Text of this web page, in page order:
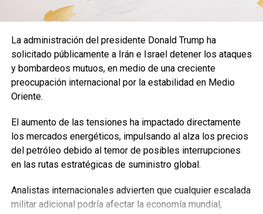
La mediana de edad de los pacientes incluidos en el
varones.Las comorbilidades previas más frecuentes
fueron obesidad (21%), hipertensión (13%), asma
(10%) y diabetes (5,%). Los pacientes incluidos tuvieron
síntomas una mediana de 7 días antes de ser
diagnosticados mediante el hisopado con la técnica de
90% de los casos, observando diferencias significativas
en la mayoría de los parámetros de laboratorio al ingreso
entre los pacientes que desarrollaron fracaso respiratorio
y los que no.
Los autores del trabajo analizaron las variables asociadas
con el desarrollo de fracaso ventilatorio. Hubo tres causas
La administración del presidente Donald Trump ha
solicitado públicamente a Irán e Israel detener los ataques
y bombardeos mutuos, en medio de una creciente
preocupación internacional por la estabilidad en Medio
Oriente.
El aumento de las tensiones ha impactado directamente
los mercados energéticos, impulsando al alza los precios
del petróleo debido al temor de posibles interrupciones
en las rutas estratégicas de suministro global.
Analistas internacionales advierten que cualquier escalada
militar adicional podría afectar la economía mundial,